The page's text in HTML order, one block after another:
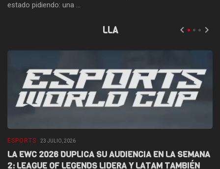
estado pidiendo: una ...
LLA
ESPORTS 23 JULIO, 2026
LA EWC 2026 DUPLICA SU AUDIENCIA EN LA SEMANA
2: LEAGUE OF LEGENDS LIDERA Y LATAM TAMBIÉN